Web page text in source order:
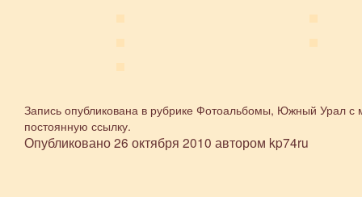
Запись опубликована в рубрике Фотоальбомы, Южный Уралс
постоянную ссылку.
Опубликовано26 октября 2010 автором kp74ru